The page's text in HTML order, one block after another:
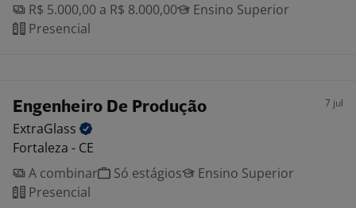
R$ 5.000,00 a R$ 8.000,00
Ensino Superior
Presencial
Engenheiro De Produção 7 jul
ExtraGlass
Fortaleza - CE
A combinar
Só estágios
Ensino Superior
Presencial